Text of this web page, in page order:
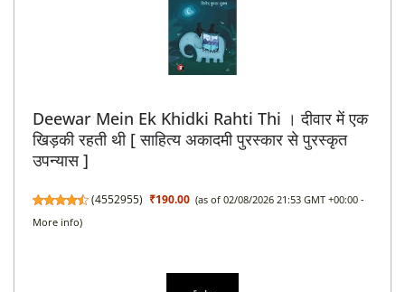
Deewar Mein Ek Khidki Rahti Thi । दीवार में एक
खिड़की रहती थी [ साहित्य अकादमी पुरस्कार से पुरस्कृत
उपन्यास ]
(4552955) ₹190.00 (as of 02/08/2026 21:53 GMT +00:00 -
More info)